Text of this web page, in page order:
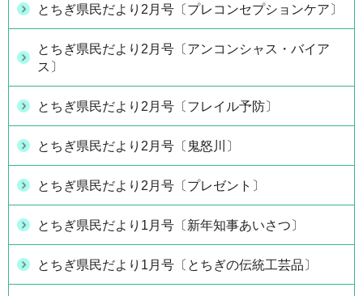
とちぎ県民だより2月号〔プレコンセプションケア〕
とちぎ県民だより2月号〔アンコンシャス・バイア
ス〕
とちぎ県民だより2月号〔フレイル予防〕
とちぎ県民だより2月号〔鬼怒川〕
とちぎ県民だより2月号〔プレゼント〕
とちぎ県民だより1月号〔新年知事あいさつ〕
とちぎ県民だより1月号〔とちぎの伝統工芸品〕